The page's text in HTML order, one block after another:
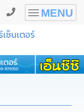
Toggle
MENU